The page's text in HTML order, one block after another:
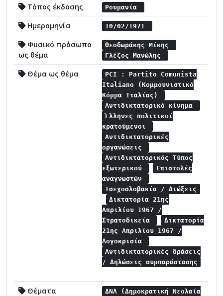
Τόπος έκδοσης Ρουμανία
Ημερομηνία 10/02/1971
Φυσικό πρόσωπο
ως θέμα
Θεοδωράκης Μίκης
Γλέζος Μανώλης
Θέμα ως θέμα
PCI : Partito Comunista
Italiano (Κομμουνιστικό
Κόμμα Ιταλίας)
Αντιδικτατορικό κίνημα
Έλληνες πολιτικοί
κρατούμενοι
Αντιδικτατορικές
οργανώσεις
Αντιδικτατορικός Τύπος
εξωτερικού
Επιστολές
αναγνωστών
Τσεχοσλοβακία / Διώξεις
Δικτατορία 21ης
Απριλίου 1967 /
Στρατοδικεία
Δικτατορία
21ης Απριλίου 1967 /
Λογοκρισία
Αντιδικτατορικές δράσεις
/ Δηλώσεις συμπαράστασης
Θέματα
ΔΝΛ (Δημοκρατική Νεολαία